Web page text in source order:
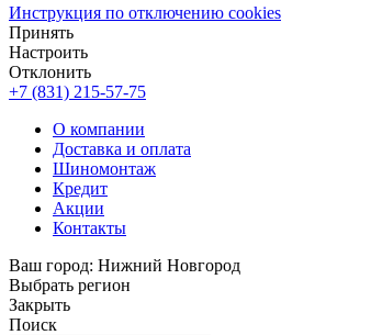
Инструкция по отключению cookies
Принять
Настроить
Отклонить
+7 (831) 215-57-75
О компании
Доставка и оплата
Шиномонтаж
Кредит
Акции
Контакты
Ваш город: Нижний Новгород
Выбрать регион
Закрыть
Поиск